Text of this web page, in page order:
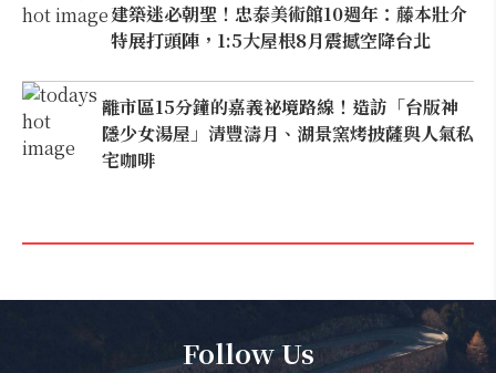
建築迷必朝聖！忠泰美術館10週年：藤本壯介
特展打頭陣，1:5大屋根8月震撼空降台北
離市區15分鐘的嘉義祕境路線！造訪「台版神
隱少女湯屋」清豐濤月、湖景窯烤披薩與人氣私
宅咖啡
Follow Us